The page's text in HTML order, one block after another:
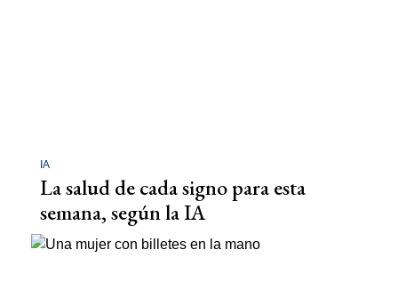
IA
La salud de cada signo para esta
semana, según la IA